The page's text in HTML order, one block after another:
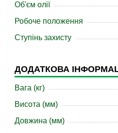
Об'єм олії
Робоче положення
Ступінь захисту
ДОДАТКОВА
Вага (кг)
Висота (мм)
Довжина (мм)